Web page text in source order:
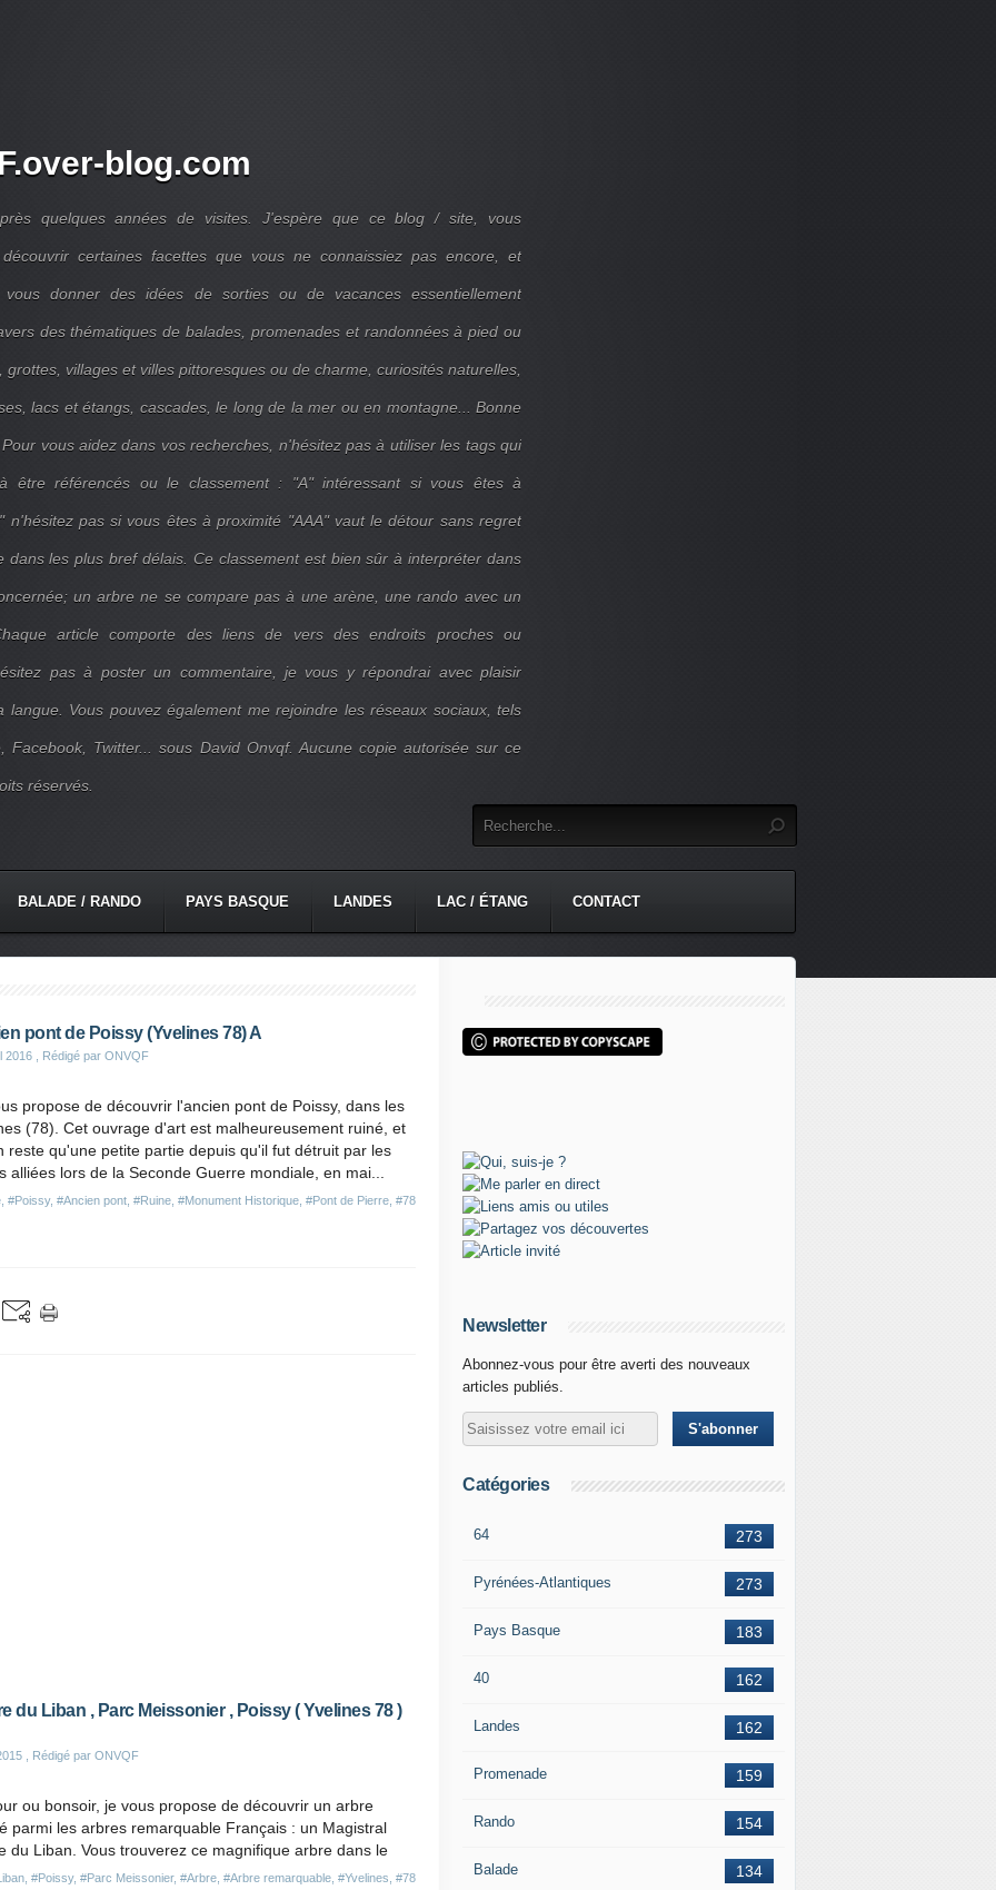
blog.com
quelques années de visites. J'espère que ce blog / site, vous
certaines facettes que vous ne connaissiez pas encore, et
vous donner des idées de sorties ou de vacances essentiellement
des thématiques de balades, promenades et randonnées à pied ou
grottes, villages et villes pittoresques ou de charme, curiosités naturelles,
lacs et étangs, cascades, le long de la mer ou en montagne... Bonne
vous aidez dans vos recherches, n'hésitez pas à utiliser les tags qui
être référencés ou le classement : "A" intéressant si vous êtes à
n'hésitez pas si vous êtes à proximité "AAA" vaut le détour sans regret
dans les plus bref délais. Ce classement est bien sûr à interpréter dans
un arbre ne se compare pas à une arène, une rando avec un
article comporte des liens de vers des endroits proches ou
pas à poster un commentaire, je vous y répondrai avec plaisir
langue. Vous pouvez également me rejoindre les réseaux sociaux, tels
Facebook, Twitter... sous David Onvqf. Aucune copie autorisée sur ce
réservés.
BALADE / RANDO PAYS BASQUE LANDES LAC / ÉTANG CONTACT
pont de Poissy (Yvelines 78) A
2016 , Rédigé par ONVQF
#Poissy, #Ancien pont #Ruine #Monument Historique #Pont de Pierre #78
propose de découvrir l'ancien pont de Poissy, dans les
(78). Cet ouvrage d'art est malheureusement ruiné, et
reste qu'une petite partie depuis qu'il fut détruit par les
alliées lors de la Seconde Guerre mondiale, en mai...
du Liban , Parc Meissonier , Poissy ( Yvelines 78 )
, Rédigé par ONVQF
#Poissy, #Parc Meissonier, #Arbre #Arbre remarquable #Yvelines #78
ou bonsoir, je vous propose de découvrir un arbre
parmi les arbres remarquable Français : un Magistral
du Liban. Vous trouverez ce magnifique arbre dans le
Newsletter
Abonnez-vous pour être averti des nouveaux
articles publiés.
Catégories
273
64
273
Pyrénées-Atlantiques
183
Pays Basque
162
40
162
Landes
159
Promenade
154
Rando
134
Balade